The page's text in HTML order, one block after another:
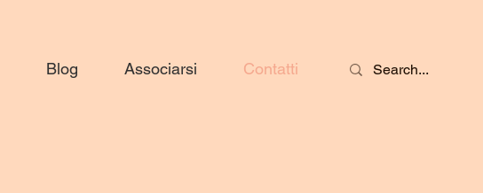
Blog Associarsi Contatti